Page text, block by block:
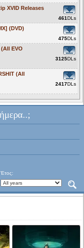
XVID Releases
461DLs
(DVD)
475DLs
EVO
3125DLs
(All
2417DLs
Έτος: